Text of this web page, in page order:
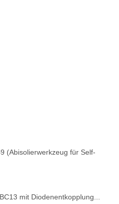
(Abisolierwerkzeug für Self-